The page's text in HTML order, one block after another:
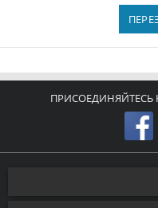
ПРИСОЕДИНЯЙТЕСЬ